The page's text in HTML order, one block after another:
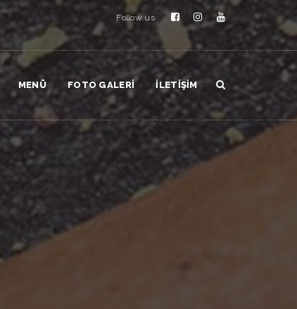
Follow us
MENÜ FOTO GALERI İLETIŞIM